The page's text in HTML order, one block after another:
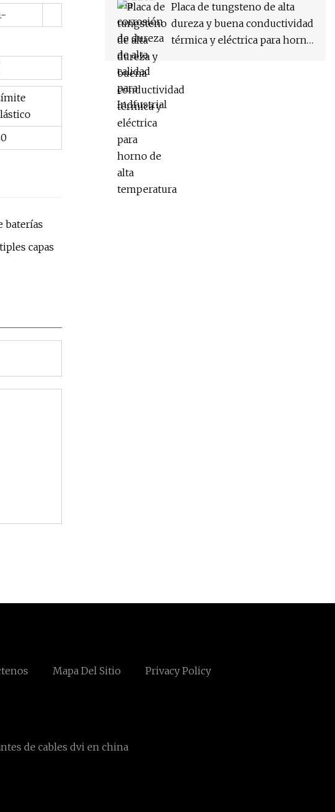
baterías
capas
Placa de tungsteno de alta
dureza y buena conductividad
térmica y eléctrica para horno
Mapa Del Sitio Privacy Policy
de cables dvi en china